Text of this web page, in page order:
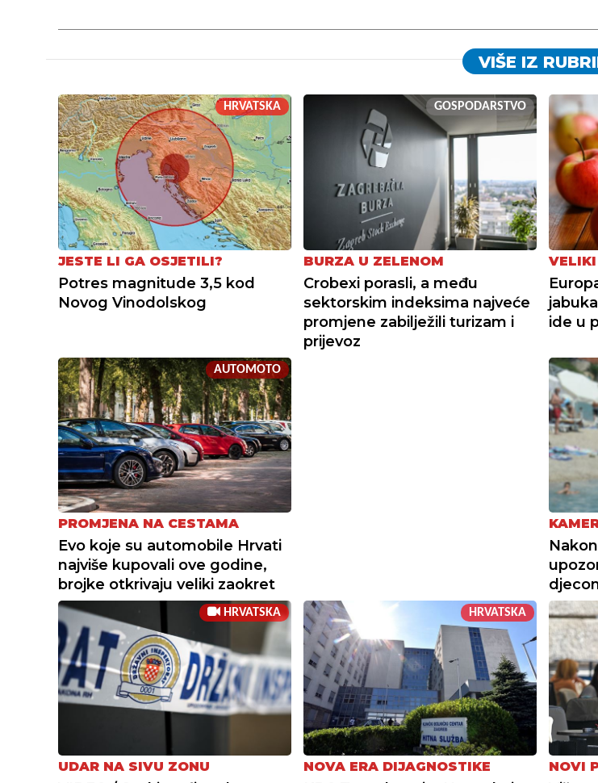
VIŠE IZ
HRVATSKA
JESTE LI GA OSJETILI?
Potres magnitude 3,5 kod
Novog Vinodolskog
GOSPODARSTVO
BURZA U ZELENOM
Crobexi porasli, a među
sektorskim indeksima najveće
promjene zabilježili turizam i
prijevoz
ide u
AUTOMOTO
PROMJENA NA CESTAMA
Evo koje su automobile Hrvati
najviše kupovali ove godine,
brojke otkrivaju veliki zaokret
HRVATSKA
UDAR NA SIVU ZONU
HRVATSKA
NOVA ERA DIJAGNOSTIKE NOVI